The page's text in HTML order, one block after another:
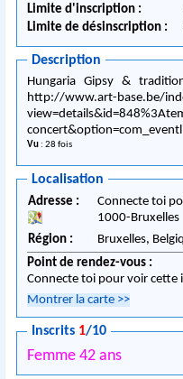
Limite d'inscription :
Limite de désinscription :
Description
Hungaria Gipsy &
http://www.art-base.be/
Vu : 28 fois
Localisation
Adresse :
Connecte toi
1000-Bruxelles
Région :
Bruxelles,
Point de rendez-vous :
Connecte toi pour voir cette
Montrer la carte >>
Inscrits 1/10
Femme 42 ans